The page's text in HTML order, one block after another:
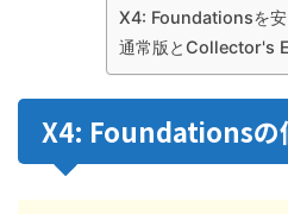
X4: Foundationsを安
通常版とCollector's
X4: Foundationsの